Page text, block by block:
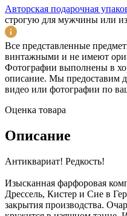
Авторская подарочная
строгую для мужчины или
Все представленные
винтажными и не имеют
Фотографии выполнены в
описание. Мы предоставим
видео или фотографии по
Оценка товара
Описание
Антиквариат! Редкость!
Изысканная фарфоровая
Дрессель, Кистер и Сие в
закрытия производства.